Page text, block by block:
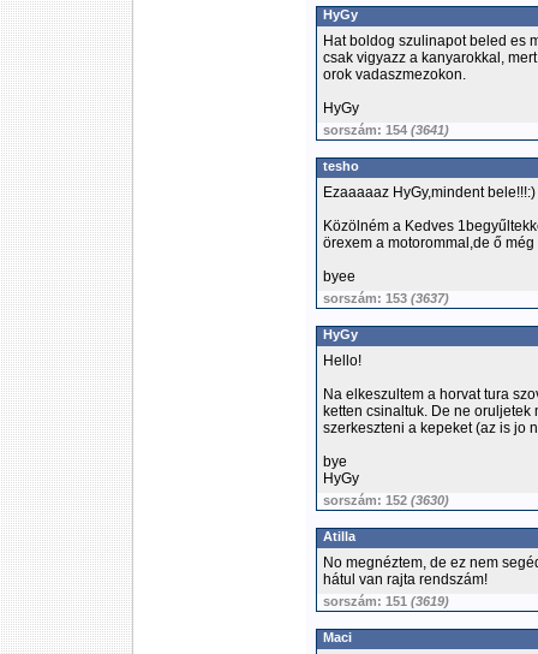
HyGy
Hat boldog szulinapot beled es
csak vigyazz a kanyarokkal,
orok vadaszmezokon.
HyGy
sorszám: 154 (3641)
tesho
Ezaaaaaz HyGy,mindent bele!!!:)
Közölném a Kedves
örexem a motorommal,de ő
byee
sorszám: 153 (3637)
HyGy
Hello!
Na elkeszultem a horvat tura
ketten csinaltuk. De ne
szerkeszteni a kepeket (az is jo
bye
HyGy
sorszám: 152 (3630)
Atilla
No megnéztem, de ez nem
hátul van rajta rendszám!
sorszám: 151 (3619)
Maci